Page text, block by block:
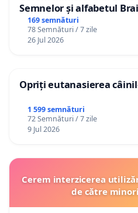
Semnelor și alfabetul
Republica Moldova!
169 semnături
78 Semnături / 7 zile
26 Jul 2026
Opriți eutanasierea
1 599 semnături
72 Semnături / 7 zile
9 Jul 2026
Cerem interzicerea
de către